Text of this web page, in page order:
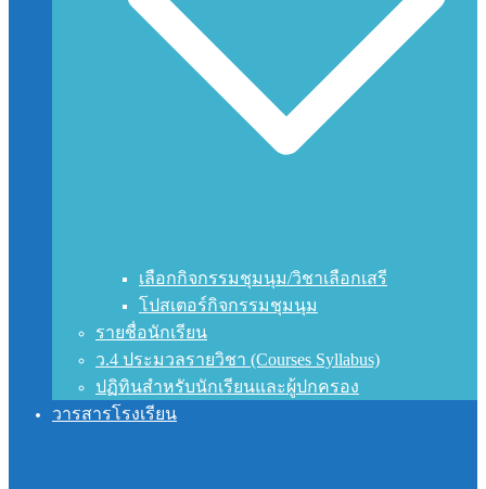
เลือกกิจกรรมชุมนุม/วิชาเลือกเสรี
โปสเตอร์กิจกรรมชุมนุม
รายชื่อนักเรียน
ว.4 ประมวลรายวิชา (Courses Syllabus)
ปฏิทินสำหรับนักเรียนและผู้ปกครอง
วารสารโรงเรียน